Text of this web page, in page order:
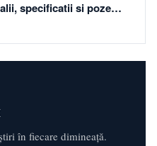
specificatii si poze…
în fiecare dimineață.